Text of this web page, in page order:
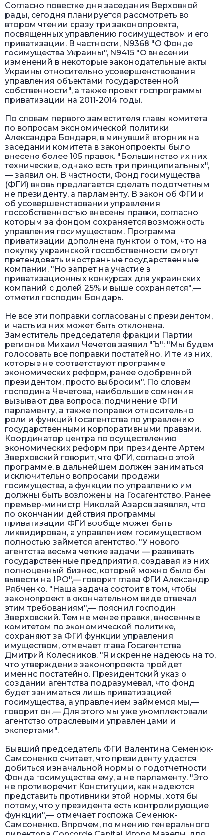
Согласно повестке дня заседания Верховной
рады, сегодня планируется рассмотреть во
втором чтении сразу три законопроекта,
посвященных управлению госимуществом и его
приватизации. В частности, N9368 "О Фонде
госимущества Украины", N9415 "О внесении
изменений в некоторые законодательные акты
Украины относительно усовершенствования
управления объектами государственной
собственности", а также проект госпрограммы
приватизации на 2011-2014 годы.
По словам первого заместителя главы комитета
по вопросам экономической политики
Александра Бондаря, в минувший вторник на
заседании комитета в законопроекты было
внесено более 105 правок. "Большинство их них
технические, однако есть три принципиальных",
— заявил он. В частности, Фонд госимущества
(ФГИ) вновь предлагается сделать подотчетным
не президенту, а парламенту. В закон об ФГИ и
об усовершенствовании управления
госсобственностью внесены правки, согласно
которым за фондом сохраняется возможность
управления госимуществом. Программа
приватизации дополнена пунктом о том, что на
покупку украинской госсобственности смогут
претендовать иностранные государственные
компании. "Но запрет на участие в
приватизационных конкурсах для украинских
компаний с долей 25% и выше сохраняется",—
отметил господин Бондарь.
Не все эти поправки согласованы с президентом,
и часть из них может быть отклонена.
Заместитель председателя фракции Партии
регионов Михаил Чечетов заявил "Ъ": "Мы будем
голосовать все поправки постатейно. И те из них,
которые не соответствуют программе
экономических реформ, ранее одобренной
президентом, просто выбросим". По словам
господина Чечетова, наибольшие сомнения
вызывают два вопроса: подчинение ФГИ
парламенту, а также поправки относительно
роли и функций Госагентства по управлению
государственными корпоративными правами.
Координатор центра по осуществлению
экономических реформ при президенте Артем
Зверховский говорит, что ФГИ, согласно этой
программе, в дальнейшем должен заниматься
исключительно вопросами продажи
госимущества, а функции по управлению им
должны быть возложены на Госагентство. Ранее
премьер-министр Николай Азаров заявлял, что
по окончании действия программы
приватизации ФГИ вообще может быть
ликвидирован, а управлением госимуществом
полностью займется агентство. "У нового
агентства весьма четкие задачи — развивать
государственные предприятия, создавая из них
полноценный бизнес, который можно было бы
вывести на IPO",— говорит глава ФГИ Александр
Рябченко. "Наша задача состоит в том, чтобы
законопроект в окончательном виде отвечал
этим требованиям",— пояснил господин
Зверховский. Тем не менее правки, внесенные
комитетом по экономической политике,
сохраняют за ФГИ функции управления
имуществом, отмечает глава Госагентства
Дмитрий Колесников. "Я искренне надеюсь на то,
что утверждение законопроекта пройдет
именно постатейно. Президентский указ о
создании агентства подразумевал, что фонд
будет заниматься лишь приватизацией
госимущества, а управлением займемся мы,—
говорит он.— Для этого мы уже укомплектовали
агентство отраслевыми управленцами и
экспертами".
Бывший председатель ФГИ Валентина Семенюк-
Самсоненко считает, что президенту удастся
добиться изначальной нормы о подотчетности
Фонда госимущества ему, а не парламенту. "Это
не противоречит Конституции, как надеются
представить противники этой нормы, хотя бы
потому, что у президента есть контролирующие
функции",— отмечает госпожа Семенюк-
Самсоненко. Впрочем, по мнению генерального